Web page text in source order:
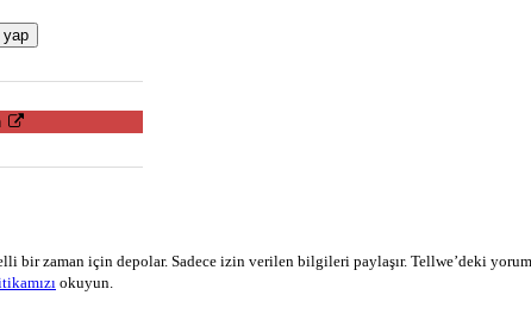
yap
bir zaman için depolar. Sadece izin verilen bilgileri paylaşır. Tellwe’deki
okuyun.